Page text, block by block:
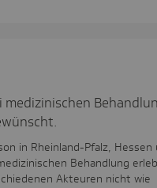
in Rheinland-Pfalz, Hessen
Behandlung
Akteuren nicht wie